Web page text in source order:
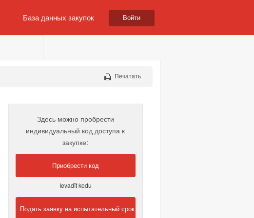
База данных закупок Войти
Печатать
Здесь можно пробрести
индивидуальный код доступа к
закупке:
Приобрести код
Ievadīt kodu
Подать заявку на испытательный срок